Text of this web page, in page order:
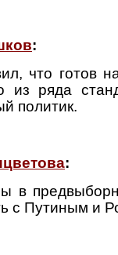
:
что готов
из ряда
политик.
:
в
с Путиным и